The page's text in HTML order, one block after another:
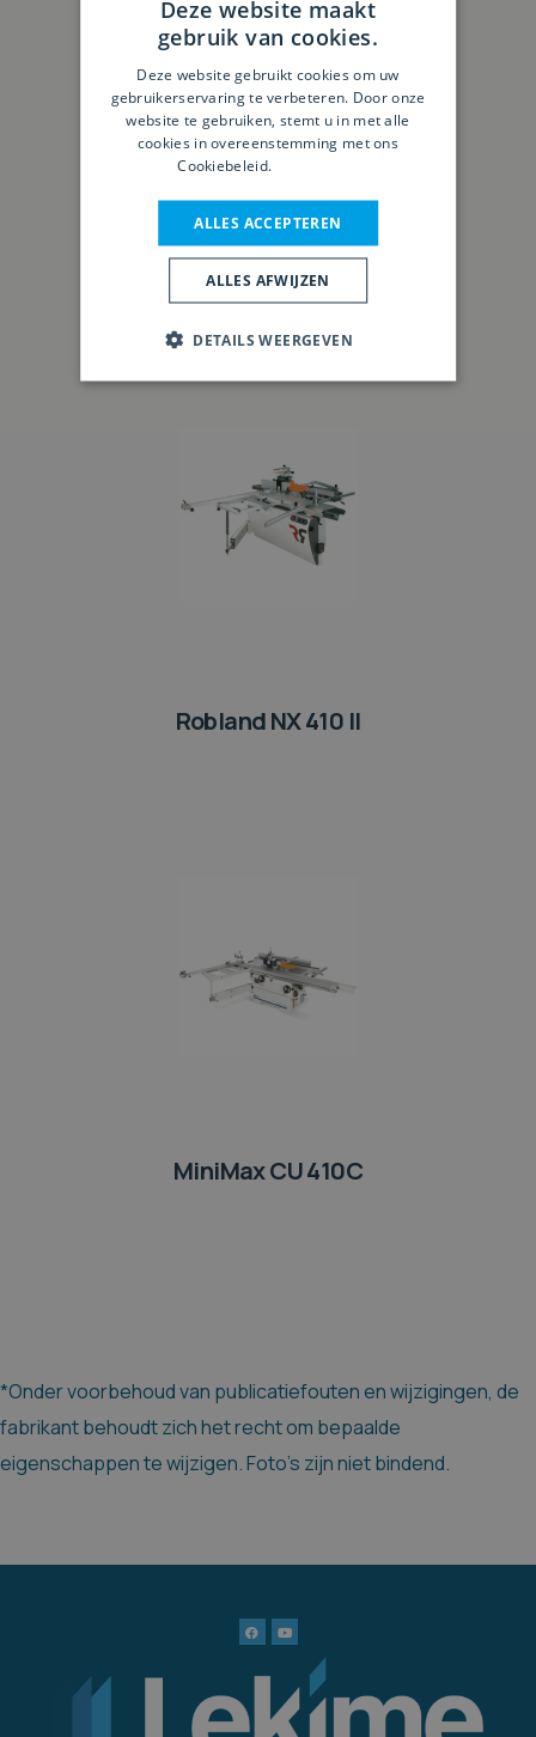
Robland HX 310 PRO
Robland NX 410 II
MiniMax CU 410C
*Onder voorbehoud van publicatiefouten en wijzigingen, de
fabrikant behoudt zich het recht om bepaalde
eigenschappen te wijzigen. Foto's zijn niet bindend.
Deze website maakt
gebruik van cookies.
Deze website gebruikt cookies om uw
gebruikerservaring te verbeteren. Door onze
website te gebruiken, stemt u in met alle
cookies in overeenstemming met ons
Cookiebeleid.
ALLES ACCEPTEREN
ALLES AFWIJZEN
DETAILS WEERGEVEN